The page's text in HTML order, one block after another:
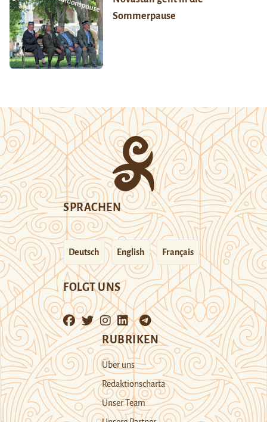
Sommerpause
SPRACHEN
Deutsch English Français
FOLGT UNS
RUBRIKEN
Über uns
Redaktionscharta
Unser Team